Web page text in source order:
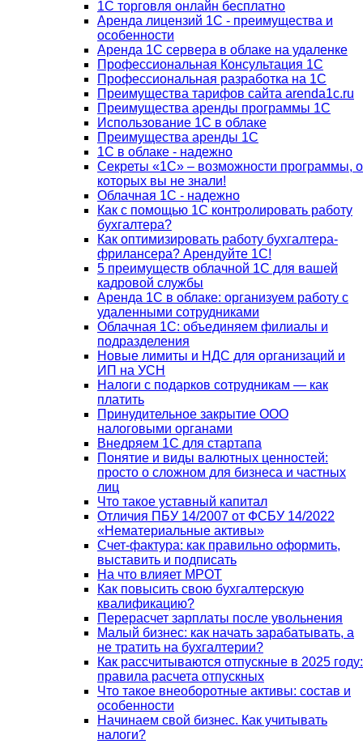
1С торговля онлайн бесплатно
Аренда лицензий 1С - преимущества и
особенности
Аренда 1С сервера в облаке на удаленке
Профессиональная Консультация 1С
Профессиональная разработка на 1С
Преимущества тарифов сайта arenda1c.ru
Преимущества аренды программы 1С
Использование 1С в облаке
Преимущества аренды 1С
1С в облаке - надежно
Секреты «1С» – возможности программы, о
которых вы не знали!
Облачная 1С - надежно
Как с помощью 1С контролировать работу
бухгалтера?
Как оптимизировать работу бухгалтера-
фрилансера? Арендуйте 1С!
5 преимуществ облачной 1С для вашей
кадровой службы
Аренда 1С в облаке: организуем работу с
удаленными сотрудниками
Облачная 1С: объединяем филиалы и
подразделения
Новые лимиты и НДС для организаций и
ИП на УСН
Налоги с подарков сотрудникам — как
платить
Принудительное закрытие ООО
налоговыми органами
Внедряем 1С для стартапа
Понятие и виды валютных ценностей:
просто о сложном для бизнеса и частных
лиц
Что такое уставный капитал
Отличия ПБУ 14/2007 от ФСБУ 14/2022
«Нематериальные активы»
Счет-фактура: как правильно оформить,
выставить и подписать
На что влияет МРОТ
Как повысить свою бухгалтерскую
квалификацию?
Перерасчет зарплаты после увольнения
Малый бизнес: как начать зарабатывать, а
не тратить на бухгалтерии?
Как рассчитываются отпускные в 2025 году:
правила расчета отпускных
Что такое внеоборотные активы: состав и
особенности
Начинаем свой бизнес. Как учитывать
налоги?